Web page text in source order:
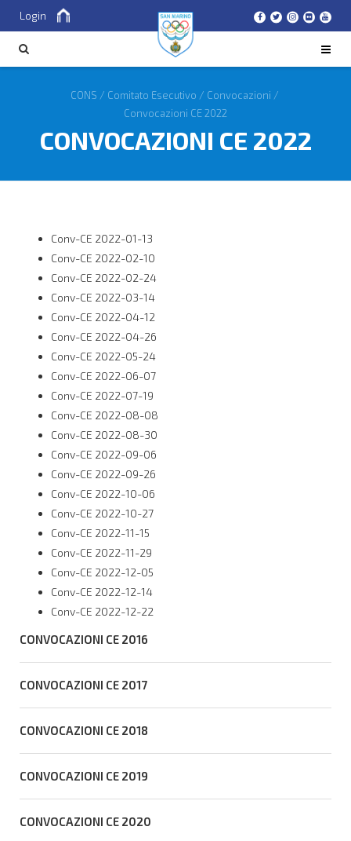
Login
CONS / Comitato Esecutivo / Convocazioni /
Convocazioni CE 2022
CONVOCAZIONI CE 2022
Conv-CE 2022-01-13
Conv-CE 2022-02-10
Conv-CE 2022-02-24
Conv-CE 2022-03-14
Conv-CE 2022-04-12
Conv-CE 2022-04-26
Conv-CE 2022-05-24
Conv-CE 2022-06-07
Conv-CE 2022-07-19
Conv-CE 2022-08-08
Conv-CE 2022-08-30
Conv-CE 2022-09-06
Conv-CE 2022-09-26
Conv-CE 2022-10-06
Conv-CE 2022-10-27
Conv-CE 2022-11-15
Conv-CE 2022-11-29
Conv-CE 2022-12-05
Conv-CE 2022-12-14
Conv-CE 2022-12-22
CONVOCAZIONI CE 2016
CONVOCAZIONI CE 2017
CONVOCAZIONI CE 2018
CONVOCAZIONI CE 2019
CONVOCAZIONI CE 2020